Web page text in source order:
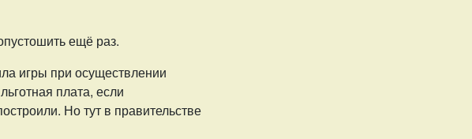
ещё раз.
игры при осуществлении
плата, если
Но тут в правительстве